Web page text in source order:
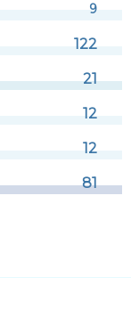
9
122
21
12
12
81